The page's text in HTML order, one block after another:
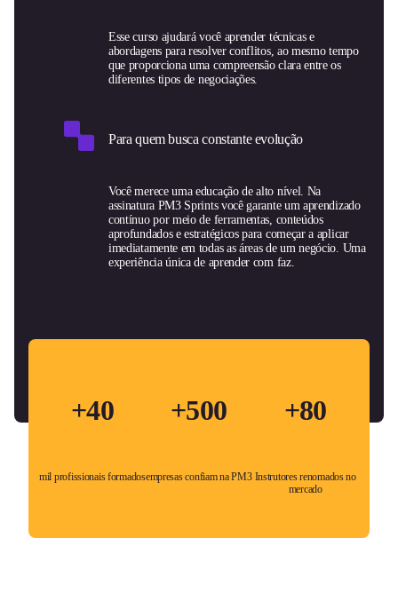
Esse curso ajudará você aprender técnicas e
abordagens para resolver conflitos, ao mesmo tempo
que proporciona uma compreensão clara entre os
diferentes tipos de negociações.
Para quem busca constante evolução
Você merece uma educação de alto nível. Na
assinatura PM3 Sprints você garante um aprendizado
contínuo por meio de ferramentas, conteúdos
aprofundados e estratégicos para começar a aplicar
imediatamente em todas as áreas de um negócio. Uma
experiência única de aprender com faz.
+40
mil profissionais formados
+500
empresas confiam na PM3
+80
Instrutores renomados no
mercado